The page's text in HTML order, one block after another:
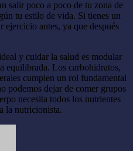
salir poco a poco de tu zona de
tu estilo de vida. Si tienes un
antes, ya que después
y cuidar la salud es modular
equilibrada. Los carbohidratos,
cumplen un rol fundamental
podemos dejar de comer grupos
necesita todos los nutrientes
la nutricionista.